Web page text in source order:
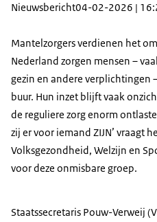
Nieuwsbericht04-02-2026 |
Mantelzorgers verdienen het
Nederland zorgen mensen –
gezin en andere verplichtingen
buur. Hun inzet blijft vaak
de reguliere zorg enorm
zij er voor iemand ZIJN’ vraagt
Volksgezondheid, Welzijn en
voor deze onmisbare groep.
Staatssecretaris Pouw-Verweij